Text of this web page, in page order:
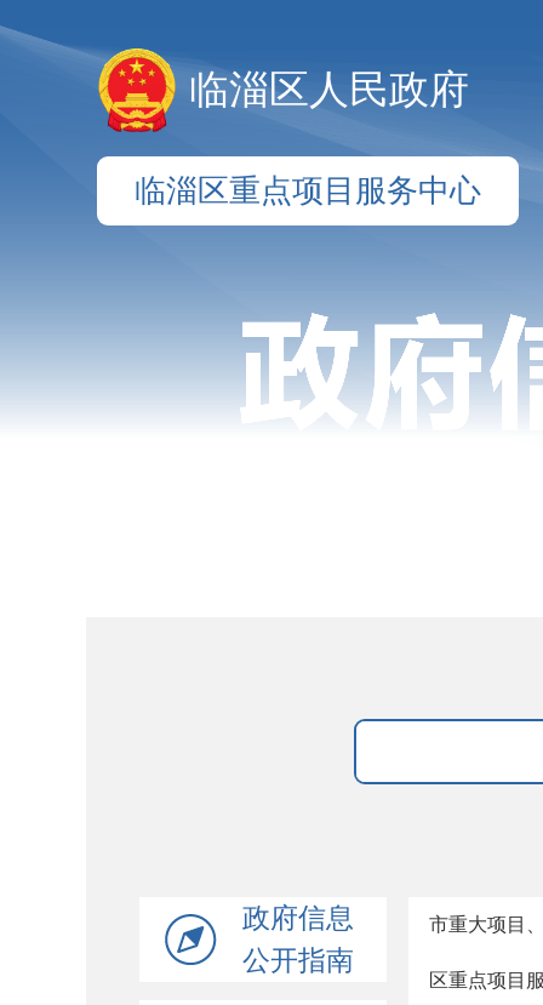
临淄区人民政府
临淄区重点项目服务中心
政府信息
公开指南
市重大项目
区重点项目